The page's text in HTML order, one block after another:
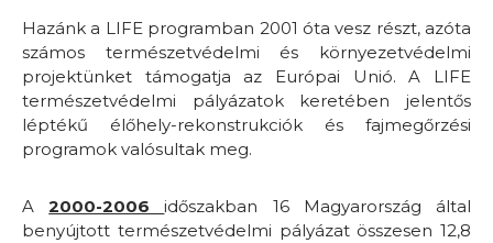
Hazánk a LIFE programban 2001 óta vesz részt, azóta
számos természetvédelmi és környezetvédelmi
projektünket támogatja az Európai Unió. A LIFE
természetvédelmi pályázatok keretében jelentős
léptékű élőhely-rekonstrukciók és fajmegőrzési
programok valósultak meg.
A2000-2006időszakban 16 Magyarország által
benyújtott természetvédelmi pályázat összesen 12,8